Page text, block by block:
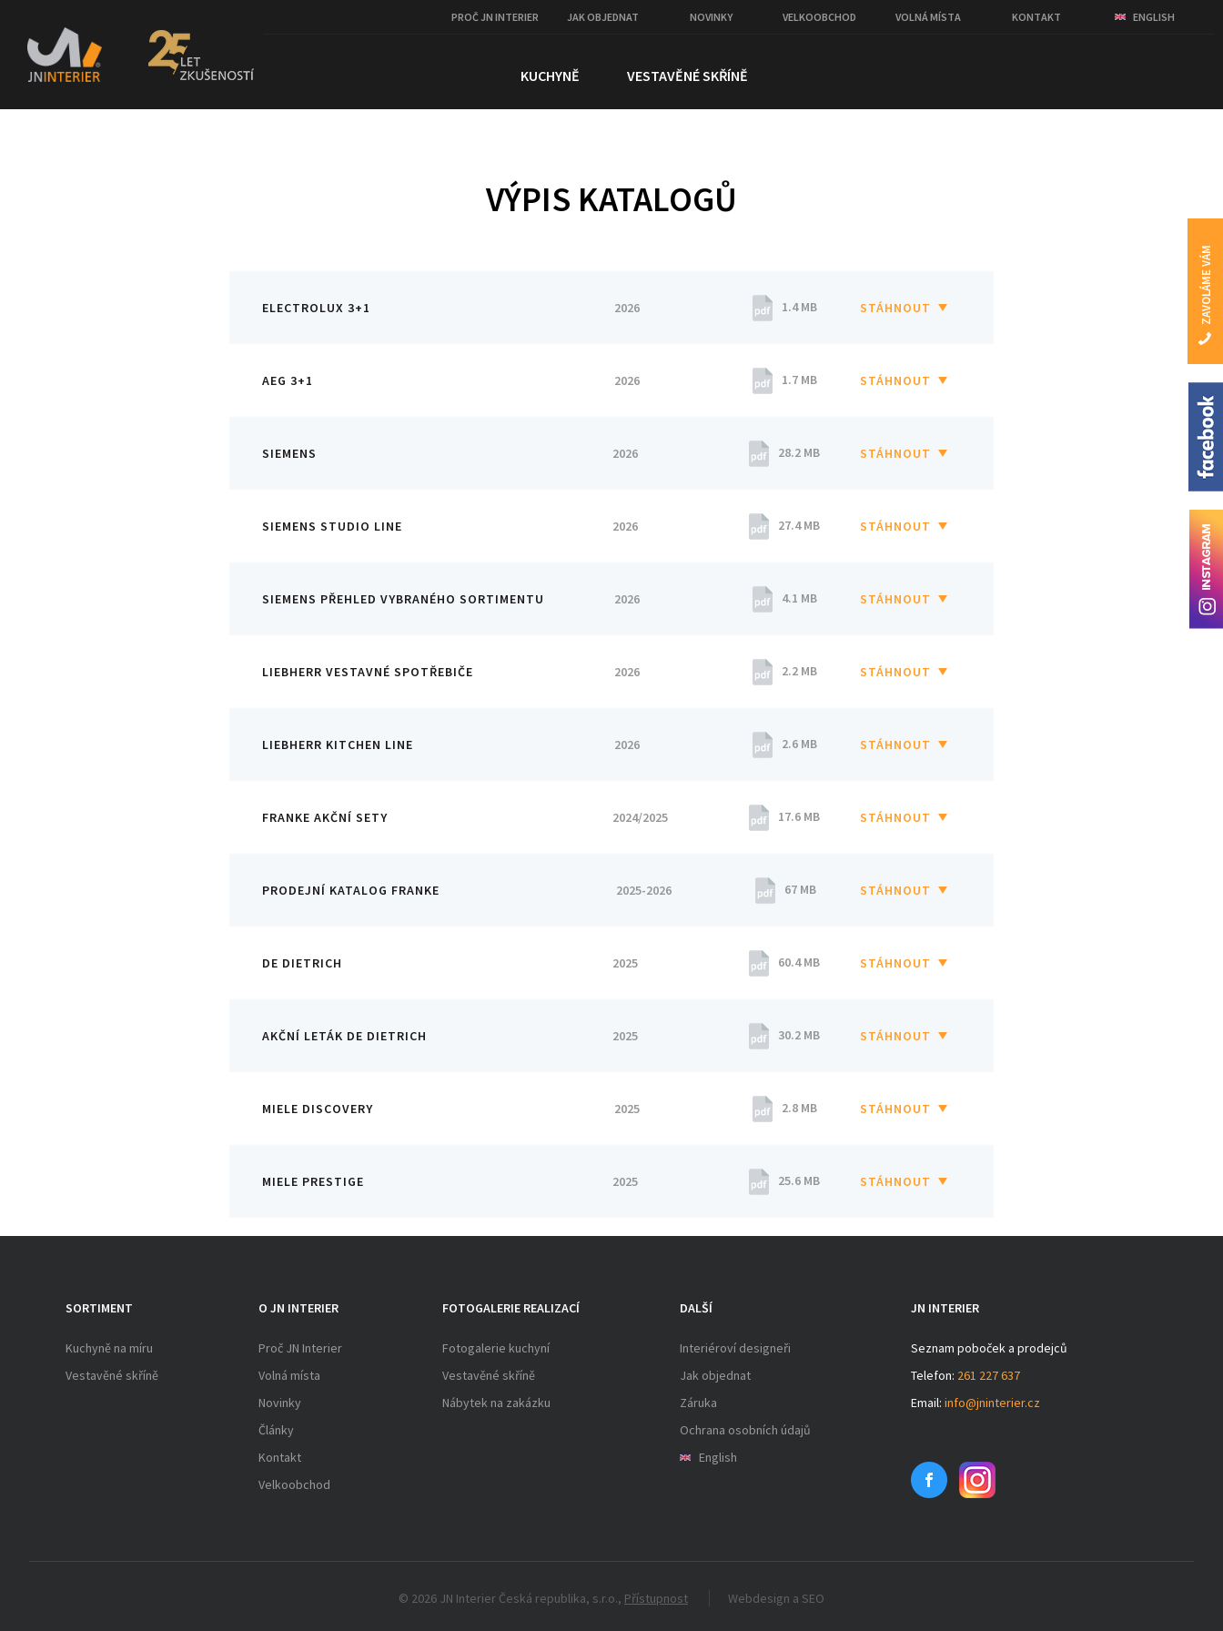
ZAVOLÁME VÁM
KUCHYNĚ VESTAVĚNÉ SKŘÍNĚ
PROČ JN INTERIER JAK OBJEDNAT NOVINKY VELKOOBCHOD VOLNÁ MÍSTA KONTAKT ENGLISH
VÝPIS KATALOGŮ
ELECTROLUX 3+1 2026 1.4 MB STÁHNOUT
AEG 3+1 2026 1.7 MB STÁHNOUT
SIEMENS 2026 28.2 MB STÁHNOUT
SIEMENS STUDIO LINE 2026 27.4 MB STÁHNOUT
SIEMENS PŘEHLED VYBRANÉHO SORTIMENTU 2026 4.1 MB STÁHNOUT
LIEBHERR VESTAVNÉ SPOTŘEBIČE 2026 2.2 MB STÁHNOUT
LIEBHERR KITCHEN LINE 2026 2.6 MB STÁHNOUT
FRANKE AKČNÍ SETY 2024/2025 17.6 MB STÁHNOUT
PRODEJNÍ KATALOG FRANKE 2025-2026 67 MB STÁHNOUT
DE DIETRICH 2025 60.4 MB STÁHNOUT
AKČNÍ LETÁK DE DIETRICH 2025 30.2 MB STÁHNOUT
MIELE DISCOVERY 2025 2.8 MB STÁHNOUT
MIELE PRESTIGE 2025 25.6 MB STÁHNOUT
SORTIMENT
Kuchyně na míru
Vestavěné skříně
O JN INTERIER
Proč JN Interier
Volná místa
Novinky
Články
Kontakt
Velkoobchod
FOTOGALERIE REALIZACÍ
Fotogalerie kuchyní
Vestavěné skříně
Nábytek na zakázku
DALŠÍ
Interiéroví designeři
Jak objednat
Záruka
Ochrana osobních údajů
English
JN INTERIER
Seznam poboček a prodejců
Telefon: 261 227 637
Email: info@jninterier.cz
© 2026 JN Interier Česká republika, s.r.o., Přístupnost Webdesign a SEO